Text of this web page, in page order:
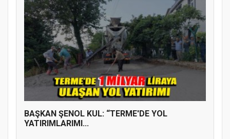
BAŞKAN ŞENOL KUL: “TERME'DE YOL
YATIRIMLARIMI...